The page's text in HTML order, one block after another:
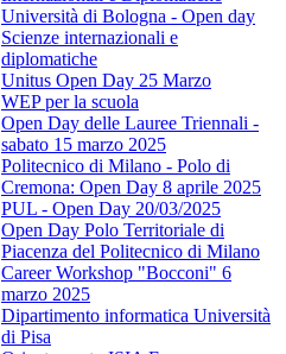
Università di Bologna - Open day
Scienze internazionali e
diplomatiche
Unitus Open Day 25 Marzo
WEP per la scuola
Open Day delle Lauree Triennali -
sabato 15 marzo 2025
Politecnico di Milano - Polo di
Cremona: Open Day 8 aprile 2025
PUL - Open Day 20/03/2025
Open Day Polo Territoriale di
Piacenza del Politecnico di Milano
Career Workshop "Bocconi" 6
marzo 2025
Dipartimento informatica Università
di Pisa